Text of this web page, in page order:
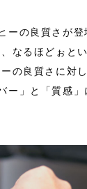
ーの良質さが
なるほどぉと
の良質さに対
ー」と「質感」